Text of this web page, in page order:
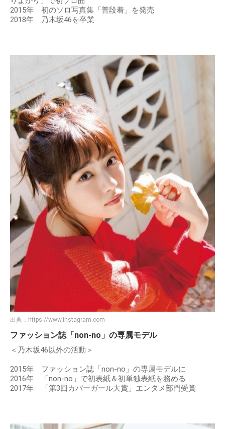
2015年 初のソロ写真集「普段着」を発売
2018年 乃木坂46を卒業
出典： https://www.instagram.com
ファッション誌「non-no」の専属モデル
＜乃木坂46以外の活動＞
2015年 ファッション誌「non-no」の専属モデルに
2016年 「non-no」で初表紙＆初単独表紙を務める
2017年 「第3回カバーガール大賞」エンタメ部門受賞